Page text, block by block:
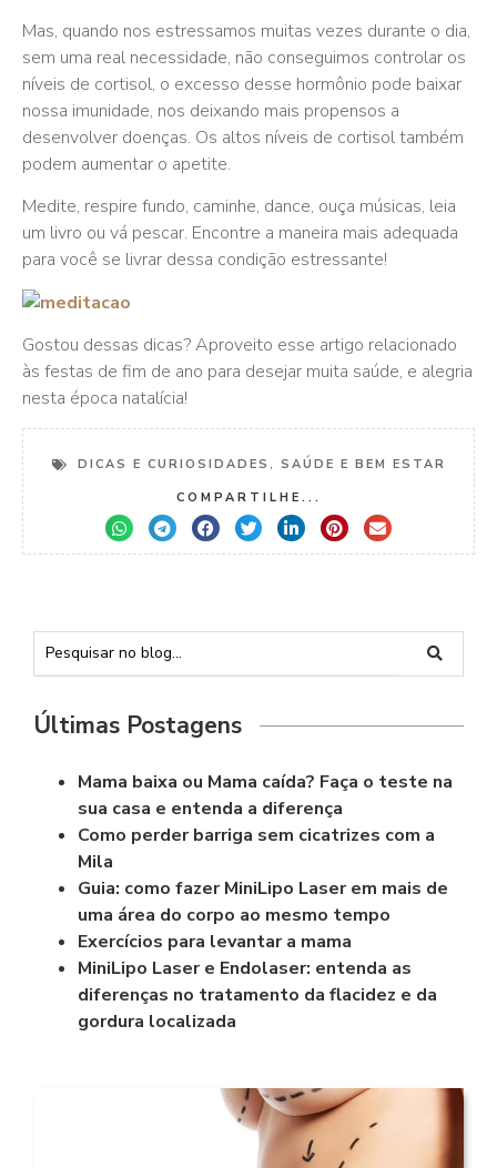
Mas, quando nos estressamos muitas vezes durante o dia,
sem uma real necessidade, não conseguimos controlar os
níveis de cortisol, o excesso desse hormônio pode baixar
nossa imunidade, nos deixando mais propensos a
desenvolver doenças. Os altos níveis de cortisol também
podem aumentar o apetite.
Medite, respire fundo, caminhe, dance, ouça músicas, leia
um livro ou vá pescar. Encontre a maneira mais adequada
para você se livrar dessa condição estressante!
Gostou dessas dicas? Aproveito esse artigo relacionado
às festas de fim de ano para desejar muita saúde, e alegria
nesta época natalícia!
DICAS E CURIOSIDADES , SAÚDE E BEM ESTAR
COMPARTILHE...
Últimas Postagens
Mama baixa ou Mama caída? Faça o teste na
sua casa e entenda a diferença
Como perder barriga sem cicatrizes com a
Mila
Guia: como fazer MiniLipo Laser em mais de
uma área do corpo ao mesmo tempo
Exercícios para levantar a mama
MiniLipo Laser e Endolaser: entenda as
diferenças no tratamento da flacidez e da
gordura localizada